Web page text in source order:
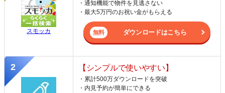
スモッカ
・通知機能で物件を見逃さない
・最大5万円のお祝い金がもらえる
ダウンロードはこちら
【シンプルで使いやすい】
・累計500万ダウンロードを突破
・内見予約が簡単にできる